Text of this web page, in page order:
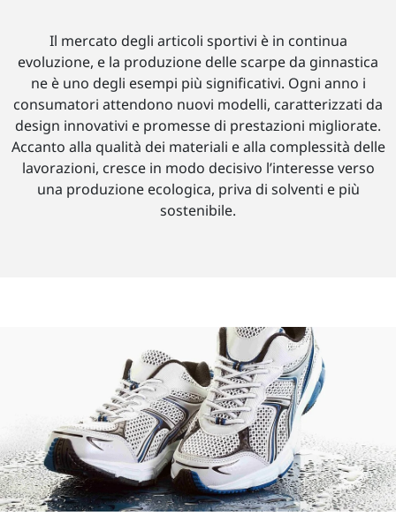
Il mercato degli articoli sportivi è in continua
evoluzione, e la produzione delle scarpe da ginnastica
ne è uno degli esempi più significativi. Ogni anno i
consumatori attendono nuovi modelli, caratterizzati da
design innovativi e promesse di prestazioni migliorate.
Accanto alla qualità dei materiali e alla complessità delle
lavorazioni, cresce in modo decisivo l’interesse verso
una produzione ecologica, priva di solventi e più
sostenibile.